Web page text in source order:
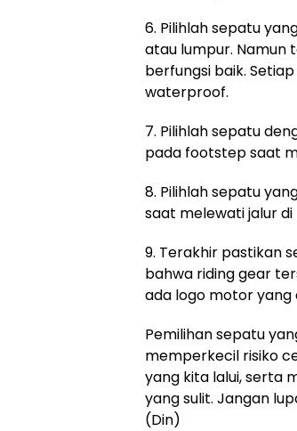
6. Pilihlah sepatu
atau lumpur.
berfungsi baik.
waterproof.
7. Pilihlah sepatu
pada footstep saat
8. Pilihlah sepatu
saat melewati jalur
9. Terakhir pastikan
bahwa riding gear
ada logo motor yang
Pemilihan sepatu
memperkecil risiko
yang kita lalui, serta
yang sulit. Jangan
(Din)